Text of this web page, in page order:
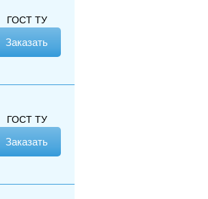
ГОСТ ТУ
Заказать
ГОСТ ТУ
Заказать